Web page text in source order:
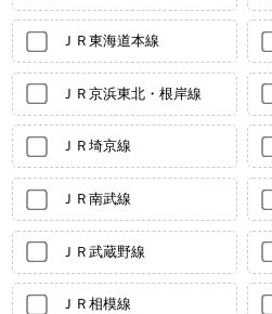
ＪＲ東海道本線
ＪＲ京浜東北・根岸線
ＪＲ埼京線
ＪＲ南武線
ＪＲ武蔵野線
ＪＲ相模線